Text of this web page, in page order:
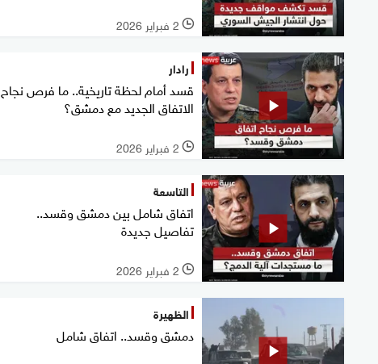
l 2 فبراير 2026
رادار
قسد أمام لحظة تاريخية.. ما فرص نجاح
الاتفاق الجديد مع دمشق؟
l 2 فبراير 2026
التاسعة
اتفاق شامل بين دمشق وقسد..
تفاصيل جديدة
l 2 فبراير 2026
الظهيرة
دمشق وقسد.. اتفاق شامل